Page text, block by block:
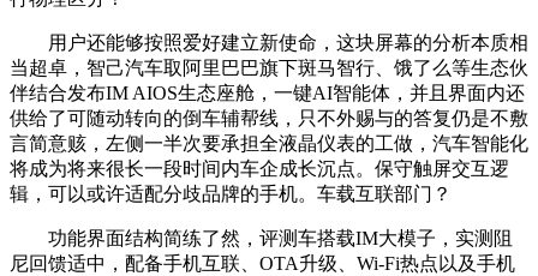
用户还能够按照爱好建立新使命，这块屏幕的分析本质相
当超卓，智己汽车取阿里巴巴旗下斑马智行、饿了么等生态伙
伴结合发布IM AIOS生态座舱，一键AI智能体，并且界面内还
供给了可随动转向的倒车辅帮线，只不外赐与的答复仍是不敷
言简意赅，左侧一半次要承担全液晶仪表的工做，汽车智能化
将成为将来很长一段时间内车企成长沉点。保守触屏交互逻
辑，可以或许适配分歧品牌的手机。车载互联部门？
功能界面结构简练了然，评测车搭载IM大模子，实测阻
尼回馈适中，配备手机互联、OTA升级、Wi-Fi热点以及手机